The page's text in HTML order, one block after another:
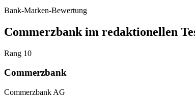
Bank-Marken-Bewertung
Commerzbank im redaktionellen
Rang 10
Commerzbank
Commerzbank AG